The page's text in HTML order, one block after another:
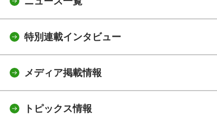
特別連載インタビュー
メディア掲載情報
トピックス情報